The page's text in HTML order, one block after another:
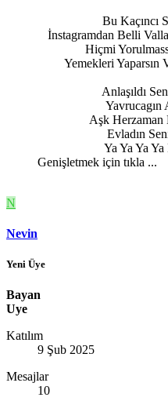
Bu Kaçıncı
İnstagramdan Belli
Hiçmi
Yemekleri Yaparsın
Anlaşıldı
Yavrucagın
Aşk Herzaman
Evladın
Ya Ya Ya
Genişletmek için tıkla ...
N
Nevin
Yeni Üye
Bayan
Uye
Katılım
9 Şub 2025
Mesajlar
10